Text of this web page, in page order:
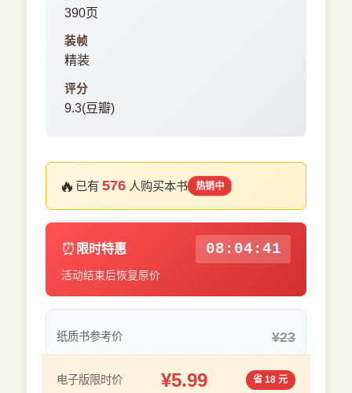
390页
装帧
精装
评分
9.3(豆瓣)
🔥 已有576 人购买本书 热销中
⏰ 限时特惠 08:04:41
活动结束后恢复原价
纸质书参考价 ¥23
电子版限时价 ¥5.99 省 18 元